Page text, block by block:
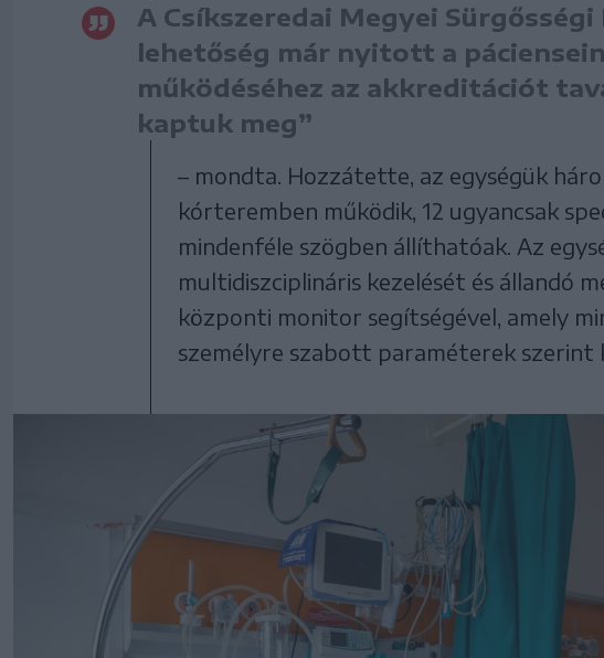
A Csíkszeredai Megyei Sürgősségi
lehetőség már nyitott a
működéséhez az akkreditációt
kaptuk meg”
– mondta. Hozzátette, az egységük
kórteremben működik, 12 ugyancsak
mindenféle szögben állíthatóak. Az
multidiszciplináris kezelését és állandó
központi monitor segítségével, amely
személyre szabott paraméterek szerint